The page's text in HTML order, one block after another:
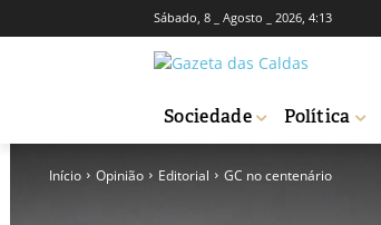
Sábado, 8 _ Agosto _ 2026, 4:13
Sociedade Política
Início Opinião Editorial GC no centenário